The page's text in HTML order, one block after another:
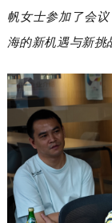
帆女士参加了会
海的新机遇与新挑